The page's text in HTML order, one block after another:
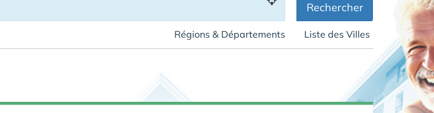
Rechercher
Régions & Départements Liste des Villes